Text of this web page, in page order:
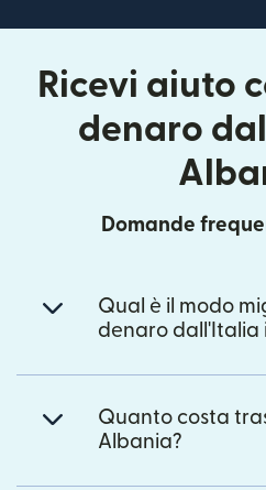
Ricevi aiuto
denaro
Domande
Qual è il modo
denaro dall'Italia
Quanto costa
Albania?